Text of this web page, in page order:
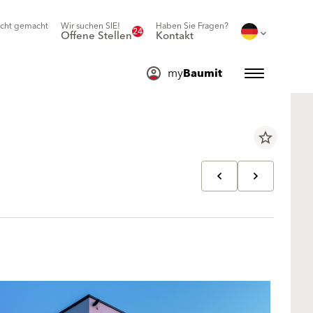
gemacht Wir suchen SIE!
Offene Stellen24 Haben Sie Fragen?
Kontakt
myBaumit
star_border